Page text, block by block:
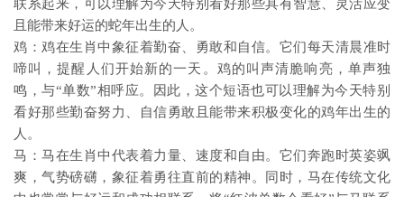
联系起来，可以理解为今天特别看好那些具有智慧、灵活应变
且能带来好运的蛇年出生的人。
鸡：鸡在生肖中象征着勤奋、勇敢和自信。它们每天清晨准时
啼叫，提醒人们开始新的一天。鸡的叫声清脆响亮，单声独
鸣，与“单数”相呼应。因此，这个短语也可以理解为今天特别
看好那些勤奋努力、自信勇敢且能带来积极变化的鸡年出生的
人。
马：马在生肖中代表着力量、速度和自由。它们奔跑时英姿飒
爽，气势磅礴，象征着勇往直前的精神。同时，马在传统文化